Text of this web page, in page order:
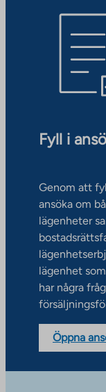
Fyll i
Genom att
ansöka om
lägenheter
lägenhet
har några
Öppna